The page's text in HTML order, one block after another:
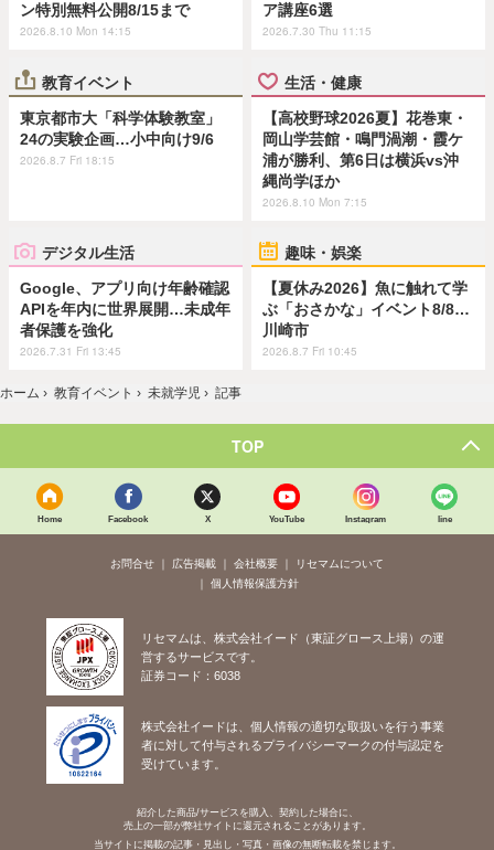
ン特別無料公開8/15まで
2026.8.10 Mon 14:15
ア講座6選
2026.7.30 Thu 11:15
教育イベント
東京都市大「科学体験教室」
24の実験企画…小中向け9/6
2026.8.7 Fri 18:15
生活・健康
【高校野球2026夏】花巻東・
岡山学芸館・鳴門渦潮・霞ケ
浦が勝利、第6日は横浜vs沖
縄尚学ほか
2026.8.10 Mon 7:15
デジタル生活
Google、アプリ向け年齢確認
APIを年内に世界展開…未成年
者保護を強化
2026.7.31 Fri 13:45
趣味・娯楽
【夏休み2026】魚に触れて学
ぶ「おさかな」イベント8/8…
川崎市
2026.8.7 Fri 10:45
ホーム › 教育イベント › 未就学児 › 記事
TOP
Home Facebook X YouTube Instagram line
お問合せ 広告掲載 会社概要
リセマムについて
個人情報保護方針
リセマムは、株式会社イード（東証グロース上場）の運
営するサービスです。
証券コード：6038
株式会社イードは、個人情報の適切な取扱いを行う事業
者に対して付与されるプライバシーマークの付与認定を
受けています。
紹介した商品/サービスを購入、契約した場合に、
売上の一部が弊社サイトに還元されることがあります。
当サイトに掲載の記事・見出し・写真・画像の無断転載を禁じます。